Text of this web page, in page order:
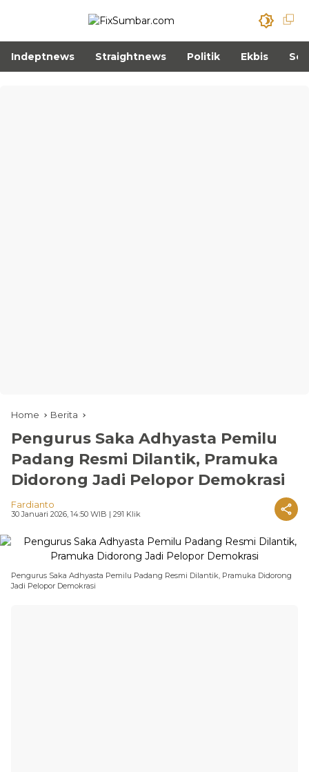
Indeptnews Straightnews Politik Ekbis
Home Berita
Pengurus Saka Adhyasta Pemilu
Padang Resmi Dilantik, Pramuka
Didorong Jadi Pelopor Demokrasi
Fardianto
30 Januari 2026, 14:50 WIB | 291 Klik
Pengurus Saka Adhyasta Pemilu Padang Resmi Dilantik, Pramuka Didorong
Jadi Pelopor Demokrasi